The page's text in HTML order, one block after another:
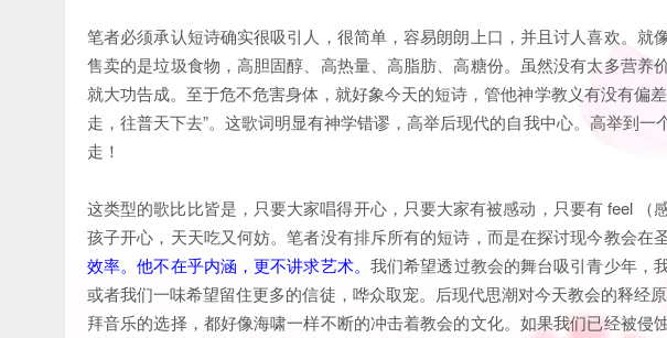
笔者必须承认短诗确实很吸引人，很简单，容易朗朗上口，并且讨人喜欢。就
售卖的是垃圾食物，高胆固醇、高热量、高脂肪、高糖份。虽然没有太多营养
就大功告成。至于危不危害身体，就好象今天的短诗，管他神学教义有没有偏
走，往普天下去”。这歌词明显有神学错谬，高举后现代的自我中心。高举到
走！
这类型的歌比比皆是，只要大家唱得开心，只要大家有被感动，只要有 feel （
孩子开心，天天吃又何妨。笔者没有排斥所有的短诗，而是在探讨现今教会在
效率。他不在乎内涵，更不讲求艺术。 我们希望透过教会的舞台吸引青少年，
或者我们一味希望留住更多的信徒，哗众取宠。后现代思潮对今天教会的释经
拜音乐的选择，都好像海啸一样不断的冲击着教会的文化。如果我们已经被侵